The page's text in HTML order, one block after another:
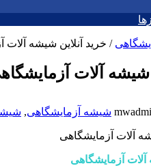
/ خرید آنلاین شیشه آلات
شیشه آلات
شیشه آزمایشگاهی,
آلات آزمایشگاهی